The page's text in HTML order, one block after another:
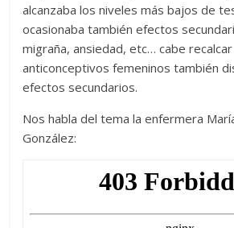
alcanzaba los niveles más bajos de
ocasionaba también efectos
migraña, ansiedad, etc… cabe
anticonceptivos femeninos también
efectos secundarios.
Nos habla del tema la enfermera
González: